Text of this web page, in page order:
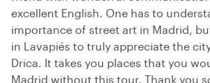
excellent English. One has to
importance of street art in Madrid,
in Lavapiés to truly appreciate the
Drica. It takes you places that you
Madrid without this tour. Thank you